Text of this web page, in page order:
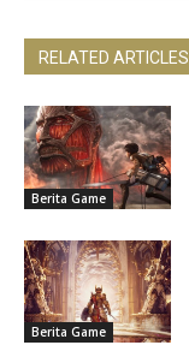
RELATED ARTICLES
Berita Game
Berita Game